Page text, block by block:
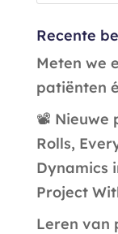
Recente
Meten we
patiënten
📽️ Nieuwe
Rolls,
Dynamics
Project
Leren van